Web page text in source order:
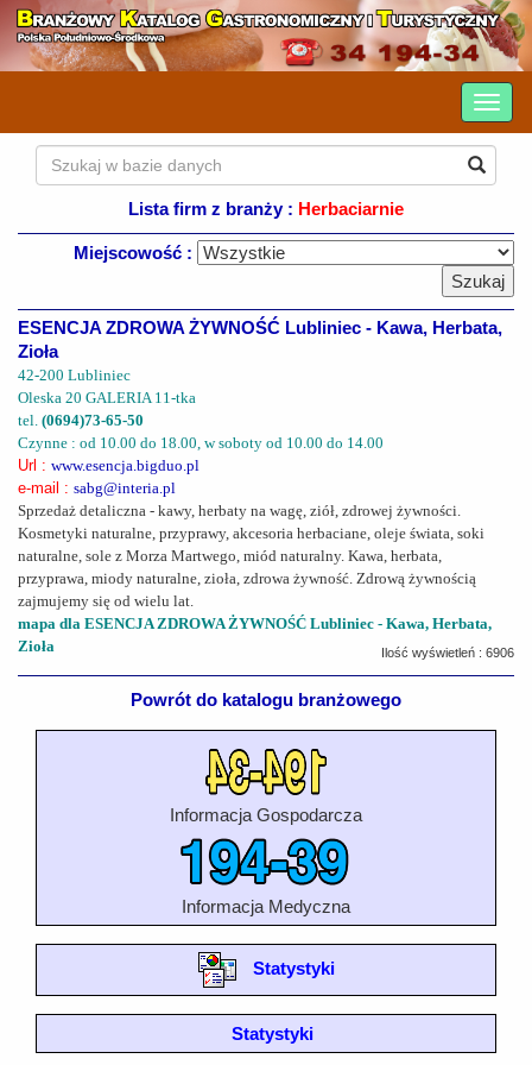
Lista firm z branży : Herbaciarnie
Miejscowość :
ESENCJA ZDROWA ŻYWNOŚĆ Lubliniec - Kawa, Herbata,
Zioła
42-200 Lubliniec
Oleska 20 GALERIA 11-tka
tel. (0694)73-65-50
Czynne : od 10.00 do 18.00, w soboty od 10.00 do 14.00
Url : www.esencja.bigduo.pl
e-mail : sabg@interia.pl
Sprzedaż detaliczna - kawy, herbaty na wagę, ziół, zdrowej żywności.
Kosmetyki naturalne, przyprawy, akcesoria herbaciane, oleje świata, soki
naturalne, sole z Morza Martwego, miód naturalny. Kawa, herbata,
przyprawa, miody naturalne, zioła, zdrowa żywność. Zdrową żywnością
zajmujemy się od wielu lat.
mapa dla ESENCJA ZDROWA ŻYWNOŚĆ Lubliniec - Kawa, Herbata,
Zioła
Ilość wyświetleń : 6906
Powrót do katalogu branżowego
Informacja Gospodarcza
Informacja Medyczna
Statystyki
Statystyki